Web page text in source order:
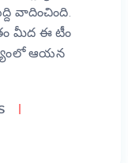
వాదించింది.
మీద ఈ టీం
ఆయన